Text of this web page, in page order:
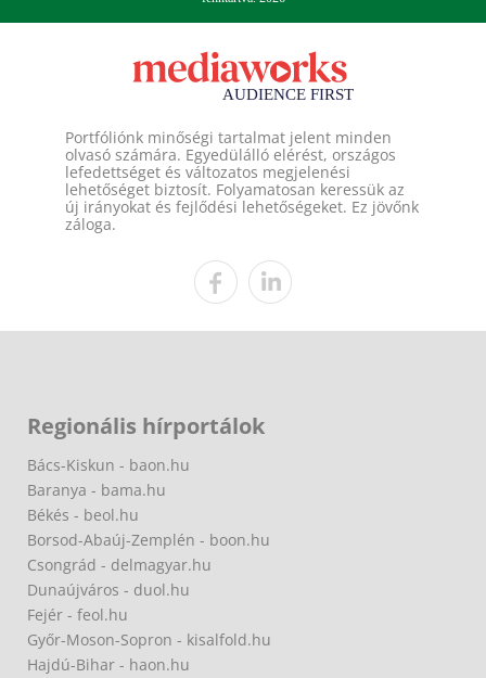
Portfóliónk minőségi tartalmat jelent minden
olvasó számára. Egyedülálló elérést, országos
lefedettséget és változatos megjelenési
lehetőséget biztosít. Folyamatosan keressük az
új irányokat és fejlődési lehetőségeket. Ez jövőnk
záloga.
Regionális hírportálok
Bács-Kiskun - baon.hu
Baranya - bama.hu
Békés - beol.hu
Borsod-Abaúj-Zemplén - boon.hu
Csongrád - delmagyar.hu
Dunaújváros - duol.hu
Fejér - feol.hu
Győr-Moson-Sopron - kisalfold.hu
Hajdú-Bihar - haon.hu